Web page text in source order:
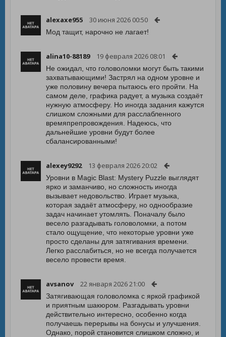
alexaxe955 30 июня 2026 00:50
Мод тащит, нарочно не лагает!
alina10-88189 19 февраля 2026 08:01
Не ожидал, что головоломки могут быть такими
захватывающими! Застрял на одном уровне и
уже половину вечера пытаюсь его пройти. На
самом деле, графика радует, а музыка создаёт
нужную атмосферу. Но иногда задания кажутся
слишком сложными для расслабленного
времяпрепровождения. Надеюсь, что
дальнейшие уровни будут более
сбалансированными!
alexey9292 13 февраля 2026 20:02
Уровни в Magic Blast: Mystery Puzzle выглядят
ярко и заманчиво, но сложность иногда
вызывает недовольство. Играет музыка,
которая задаёт атмосферу, но однообразие
задач начинает утомлять. Поначалу было
весело разгадывать головоломки, а потом
стало ощущение, что некоторые уровни уже
просто сделаны для затягивания времени.
Легко расслабиться, но не всегда получается
весело провести время.
avsanov 22 января 2026 21:00
Затягивающая головоломка с яркой графикой
и приятным шакюром. Разгадывать уровни
действительно интересно, особенно когда
получаешь перерывы на бонусы и улучшения.
Однако, порой становится слишком сложно, и